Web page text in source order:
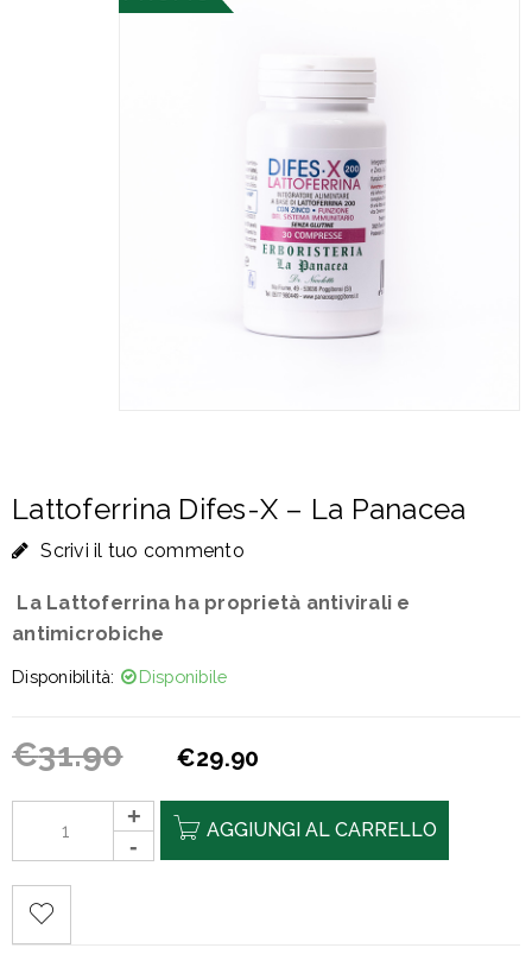
Lattoferrina Difes-X – La Panacea
Scrivi il tuo commento
La Lattoferrina ha proprietà antivirali e
antimicrobiche
Disponibilità: Disponibile
€31.90 €29.90
AGGIUNGI AL CARRELLO